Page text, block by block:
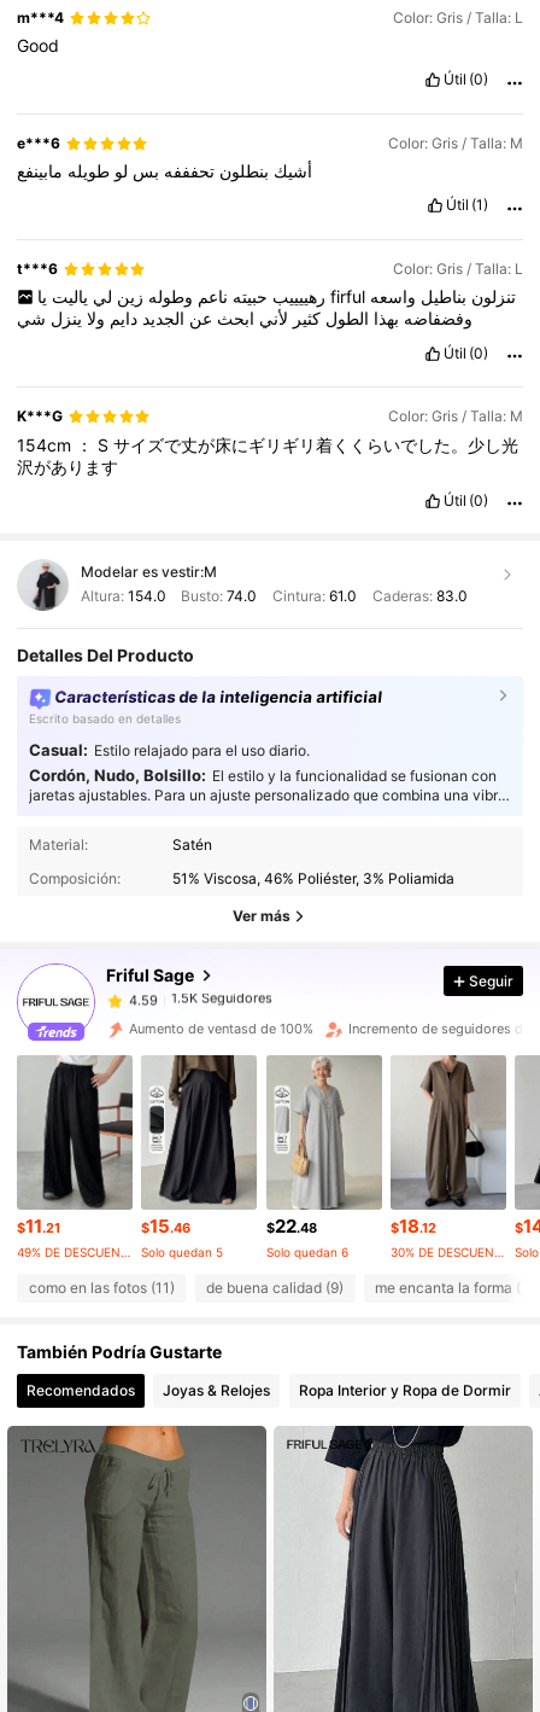
m***4 Color: Gris / Talla: L
Good
Útil (0)
e***6 Color: Gris / Talla: M
أشيك بنطلون تحفففه بس لو طويله مابينفع
Útil (1)
t***6 Color: Gris / Talla: L
رهييييب حبيته ناعم وطوله زين لي ياليت firful تنزلون بناطيل واسعه
وفضفاضه بهذا الطول كثير لأني ابحث عن الجديد دايم ولا ينزل شي
Útil (0)
K***G Color: Gris / Talla: M
154cm ： Sサイズで丈が床にギリギリ着くくらいでした。少し光
沢があります
Útil (0)
Modelar es vestir:M
Altura: 154.0 Busto:74.0 Cintura: 61.0 Caderas: 83.0
Detalles Del Producto
Características de la inteligencia artificial
Escrito basado en detalles
Casual: Estilo relajado para el uso diario.
Cordón, Nudo, Bolsillo: El estilo y la funcionalidad se fusionan con
jaretas ajustables. Para un ajuste personalizado que combina una vibra
Material:
Satén
Composición:
51% Viscosa, 46% Poliéster, 3% Poliamida
Ver más
Friful Sage
1.5K Seguidores
1.5K Seguidores
4.59
1.5K Seguidores
c***a
seguidoHace 11 horas
4.59
4.59 1.5K Seguidores
4.59 1.5K Seguidores
4.59 1.5K Seguidores
4.59 1.5K Seguidores
4.59 1.5K Seguidores
Seguir
Aumento de ventasd de 100% Incremento de seguidores de
$11.21
49% DE DESCUENTO
$15.46
Solo quedan 5
$22.48
Solo quedan 6
$18.12
30% DE DESCUENTO
$
como en las fotos (11) de buena calidad (9) me encanta la forma (7)
También Podría Gustarte
Recomendados Joyas & Relojes Ropa Interior y Ropa de Dormir